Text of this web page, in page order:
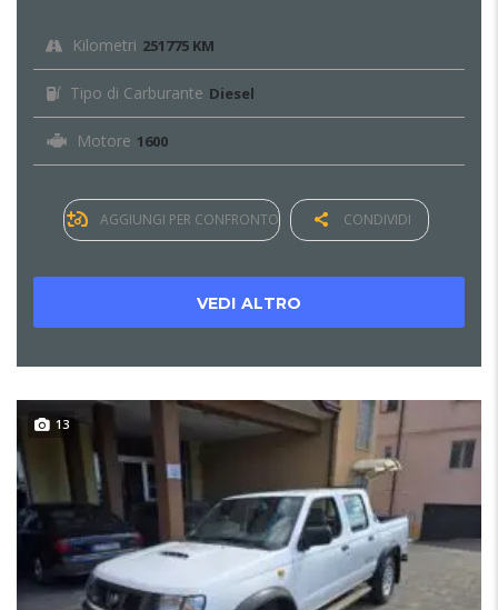
Kilometri 251775 KM
Tipo di Carburante Diesel
Motore 1600
AGGIUNGI PER CONFRONTO CONDIVIDI
VEDI ALTRO
13